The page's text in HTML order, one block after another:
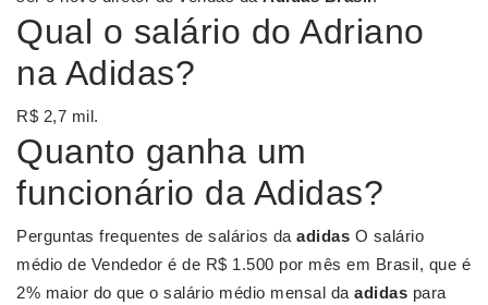
Qual o salário do Adriano
na Adidas?
R$ 2,7 mil.
Quanto ganha um
funcionário da Adidas?
Perguntas frequentes de salários da adidas O salário
médio de Vendedor é de R$ 1.500 por mês em Brasil, que é
2% maior do que o salário médio mensal da adidas para